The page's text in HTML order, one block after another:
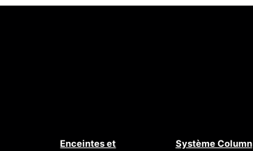
Enceintes et
Système Column